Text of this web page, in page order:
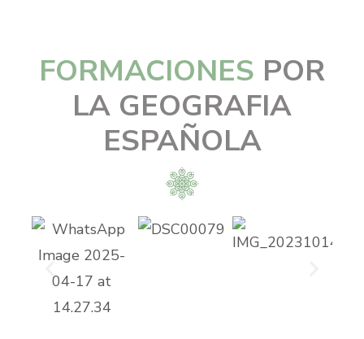
FORMACIONES POR
LA GEOGRAFIA
ESPAÑOLA